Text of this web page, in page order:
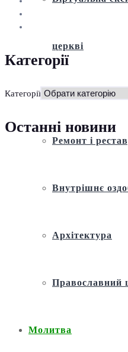
церкві
Історія
Ремонт і
Внутрішнє
Архітектура
Православний
Молитва
Категорії
Категорії
Останні новини